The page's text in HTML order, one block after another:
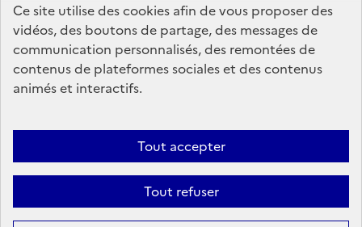
Ce site utilise des cookies afin de vous proposer des
vidéos, des boutons de partage, des messages de
communication personnalisés, des remontées de
contenus de plateformes sociales et des contenus
animés et interactifs.
Tout accepter
Tout refuser
legifrance.gouv.fr
info.gouv.fr
service-public.gouv.fr
data.gouv.fr
Mentions légales
conforme
Politique d’utilisation des témoins de connexion